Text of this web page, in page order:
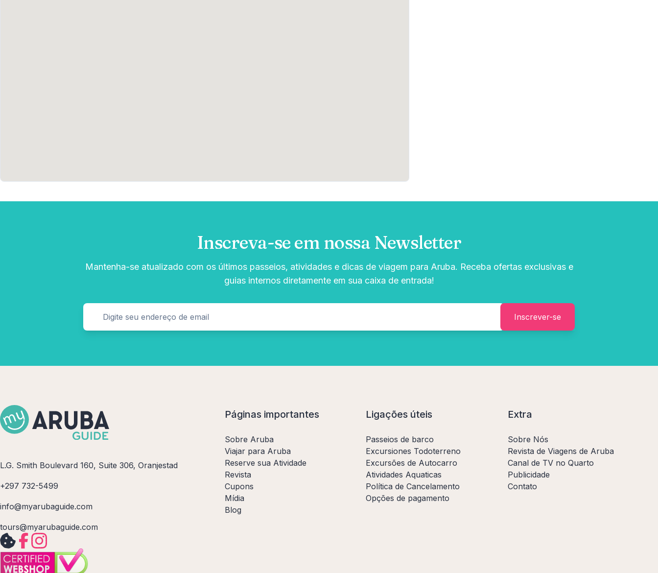
Inscreva-se em nossa Newsletter
Mantenha-se atualizado com os últimos passeios, atividades e dicas de viagem para Aruba. Receba ofertas exclusivas e
guias internos diretamente em sua caixa de entrada!
Inscrever-se
L.G. Smith Boulevard 160, Suite 306, Oranjestad
+297 732-5499
info@myarubaguide.com
tours@myarubaguide.com
Páginas importantes
Sobre Aruba
Viajar para Aruba
Reserve sua Atividade
Revista
Cupons
Mídia
Blog
Ligações úteis
Passeios de barco
Excursiones Todoterreno
Excursões de Autocarro
Atividades Aquaticas
Política de Cancelamento
Opções de pagamento
Extra
Sobre Nós
Revista de Viagens de Aruba
Canal de TV no Quarto
Publicidade
Contato